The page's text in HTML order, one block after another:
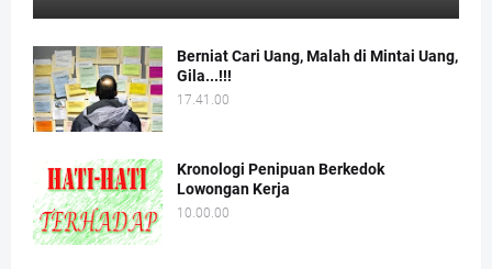
Berniat Cari Uang, Malah di Mintai Uang,
Gila...!!!
17.41.00
Kronologi Penipuan Berkedok
Lowongan Kerja
10.00.00